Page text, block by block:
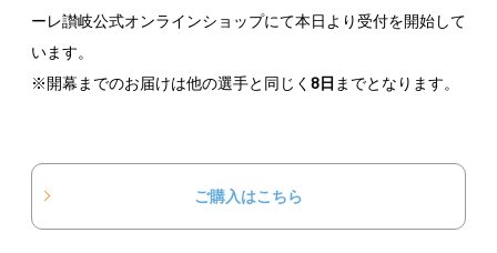
ーレ讃岐公式オンラインショップにて本日より受付を開始して
います。
※開幕までのお届けは他の選手と同じく 8日 までとなります。
ご購入はこちら